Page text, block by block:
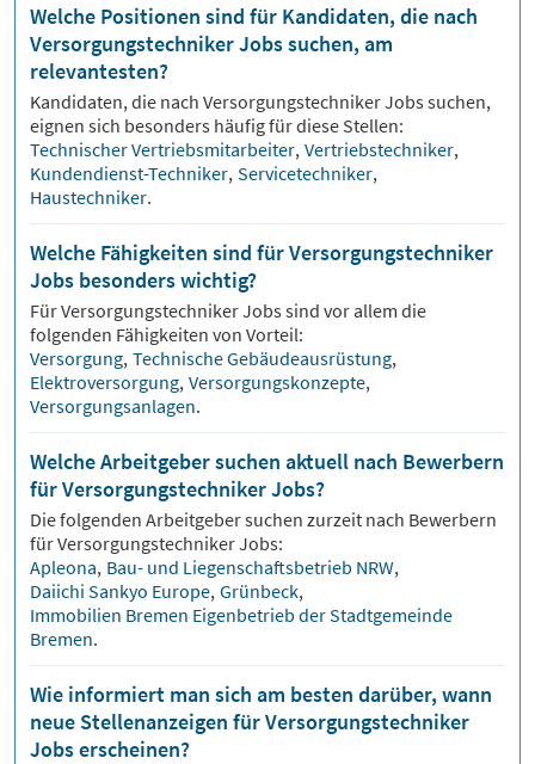
Welche Positionen sind für Kandidaten, die nach
Versorgungstechniker Jobs suchen, am
relevantesten?
Kandidaten, die nach VersorgungstechnikerJobs suchen,
eignen sich besonders häufig für diese Stellen:
Technischer Vertriebsmitarbeiter, Vertriebstechniker,
Kundendienst-Techniker, Servicetechniker,
Haustechniker.
Welche Fähigkeiten sind für Versorgungstechniker
Jobs besonders wichtig?
FürVersorgungstechnikerJobs sind vor allem die
folgenden Fähigkeiten von Vorteil:
Versorgung, Technische Gebäudeausrüstung,
Elektroversorgung, Versorgungskonzepte,
Versorgungsanlagen.
Welche Arbeitgeber suchen aktuell nach Bewerbern
für Versorgungstechniker Jobs?
Die folgenden Arbeitgeber suchen zurzeit nach Bewerbern
fürVersorgungstechnikerJobs:
Apleona, Bau- und Liegenschaftsbetrieb NRW,
Daiichi Sankyo Europe, Grünbeck,
Immobilien Bremen Eigenbetrieb der Stadtgemeinde
Bremen.
Wie informiert man sich am besten darüber, wann
neue Stellenanzeigen für Versorgungstechniker
Jobs erscheinen?